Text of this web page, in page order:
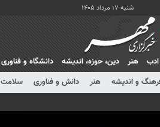
شنبه ۱۷ مرداد ۱۴۰۵
هنر دين، حوزه، انديشه دانشگاه و فناوری
و اندیشه هنر دانش و فناوری سلامت